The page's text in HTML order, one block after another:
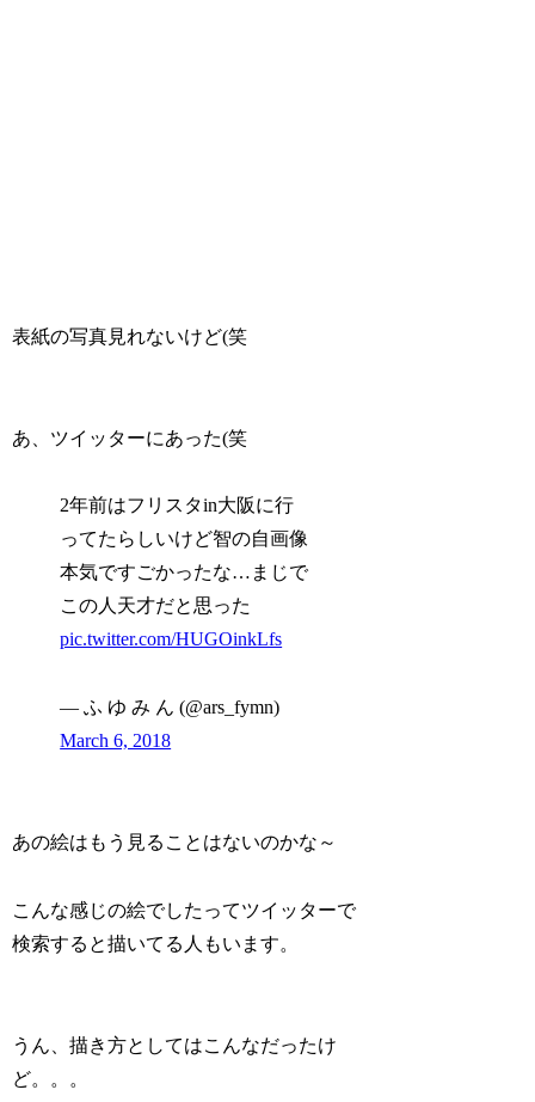
表紙の写真見れないけど(笑
あ、ツイッターにあった(笑
2年前はフリスタin大阪に行
ってたらしいけど智の自画像
本気ですごかったな…まじで
この人天才だと思った
pic.twitter.com/HUGOinkLfs
— ふ ゆ み ん (@ars_fymn)
March 6, 2018
あの絵はもう見ることはないのかな～
こんな感じの絵でしたってツイッターで
検索すると描いてる人もいます。
うん、描き方としてはこんなだったけ
ど。。。